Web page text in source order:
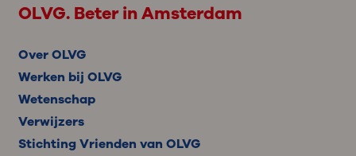
OLVG. Beter in Amsterdam
Over OLVG
Werken bij OLVG
Wetenschap
Verwijzers
Stichting Vrienden van OLVG